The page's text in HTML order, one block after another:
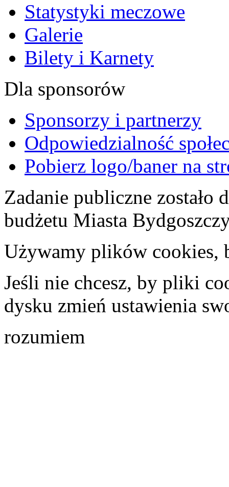
Statystyki meczowe
Galerie
Bilety i Karnety
Dla sponsorów
Sponsorzy i partnerzy
Odpowiedzialność
Pobierz logo/baner na
Zadanie publiczne zostało
budżetu Miasta
Używamy plików cookies,
Jeśli nie chcesz, by pliki
dysku zmień ustawienia
rozumiem